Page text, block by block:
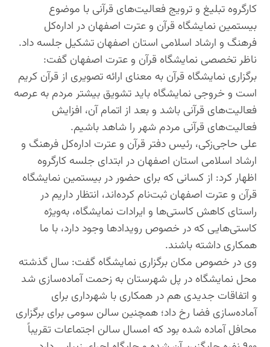
کارگروه تبلیغ و ترویج فعالیت‌های قرآنی با موضوع
بیستمین نمایشگاه قرآن و عترت اصفهان در اداره‌کل
فرهنگ و ارشاد اسلامی استان اصفهان تشکیل جلسه داد.
ناظر تخصصی نمایشگاه قرآن و عترت اصفهان گفت:
برگزاری نمایشگاه قرآن به‌ معنای ارائه تصویری از قرآن کریم
است و خروجی نمایشگاه باید تشویق بیشتر مردم به عرصه
فعالیت‌های قرآنی باشد و بعد از اتمام آن، افزایش
فعالیت‌های قرآنی مردم شهر را شاهد باشیم.
علی حاجی‌زکی، رئیس دفتر قرآن و عترت اداره‌کل فرهنگ و
ارشاد اسلامی استان اصفهان در ابتدای جلسه کارگروه
اظهار کرد: از کسانی که برای حضور در بیستمین نمایشگاه
قرآن‌ و‌ عترت اصفهان ثبت‌نام کرده‌اند، انتظار داریم در
راستای کاهش کاستی‌ها و ایرادات نمایشگاه، به‌ویژه
کاستی‌هایی که در خصوص رویدادها وجود دارد، با ما
همکاری داشته باشند.
وی در خصوص مکان برگزاری نمایشگاه گفت: سال گذشته
محل نمایشگاه در پل شهرستان به زحمت آماده‌سازی شد
و اتفاقات جدیدی هم در همکاری با شهرداری برای
آماده‌سازی فضا رخ داد؛ همچنین سالن سومی برای برگزاری
محافل آماده شده بود که امسال سالن اجتماعات تقریباً